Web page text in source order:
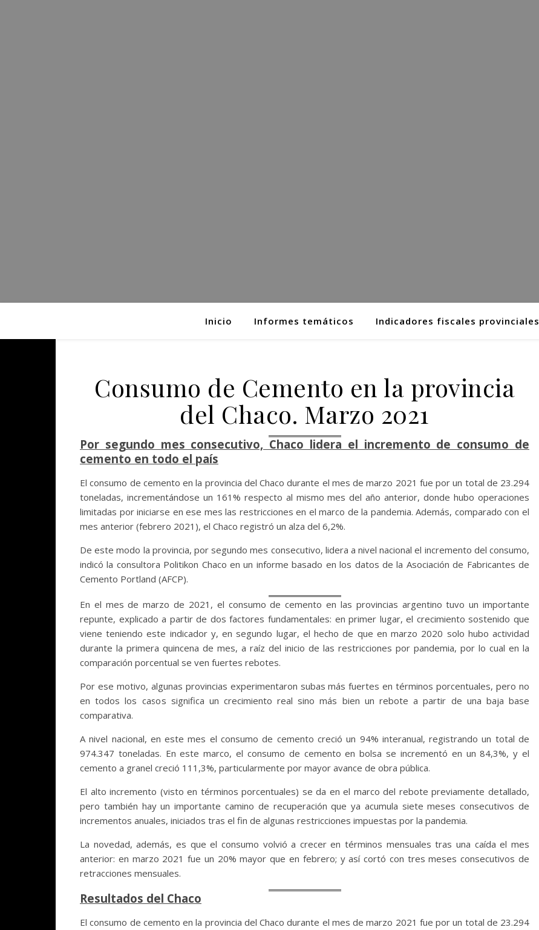
Inicio Informes temáticos Indicadores fiscales provinciales
Consumo de Cemento en la provincia
del Chaco. Marzo 2021
Por segundo mes consecutivo, Chaco lidera el incremento de consumo de
cemento en todo el país
El consumo de cemento en la provincia del Chaco durante el mes de marzo 2021 fue por un total de 23.294
toneladas, incrementándose un 161% respecto al mismo mes del año anterior, donde hubo operaciones
limitadas por iniciarse en ese mes las restricciones en el marco de la pandemia. Además, comparado con el
mes anterior (febrero 2021), el Chaco registró un alza del 6,2%.
De este modo la provincia, por segundo mes consecutivo, lidera a nivel nacional el incremento del consumo,
indicó la consultora Politikon Chaco en un informe basado en los datos de la Asociación de Fabricantes de
Cemento Portland (AFCP).
En el mes de marzo de 2021, el consumo de cemento en las provincias argentino tuvo un importante
repunte, explicado a partir de dos factores fundamentales: en primer lugar, el crecimiento sostenido que
viene teniendo este indicador y, en segundo lugar, el hecho de que en marzo 2020 solo hubo actividad
durante la primera quincena de mes, a raíz del inicio de las restricciones por pandemia, por lo cual en la
comparación porcentual se ven fuertes rebotes.
Por ese motivo, algunas provincias experimentaron subas más fuertes en términos porcentuales, pero no
en todos los casos significa un crecimiento real sino más bien un rebote a partir de una baja base
comparativa.
A nivel nacional, en este mes el consumo de cemento creció un 94% interanual, registrando un total de
974.347 toneladas. En este marco, el consumo de cemento en bolsa se incrementó en un 84,3%, y el
cemento a granel creció 111,3%, particularmente por mayor avance de obra pública.
El alto incremento (visto en términos porcentuales) se da en el marco del rebote previamente detallado,
pero también hay un importante camino de recuperación que ya acumula siete meses consecutivos de
incrementos anuales, iniciados tras el fin de algunas restricciones impuestas por la pandemia.
La novedad, además, es que el consumo volvió a crecer en términos mensuales tras una caída el mes
anterior: en marzo 2021 fue un 20% mayor que en febrero; y así cortó con tres meses consecutivos de
retracciones mensuales.
Resultados del Chaco
El consumo de cemento en la provincia del Chaco durante el mes de marzo 2021 fue por un total de 23.294